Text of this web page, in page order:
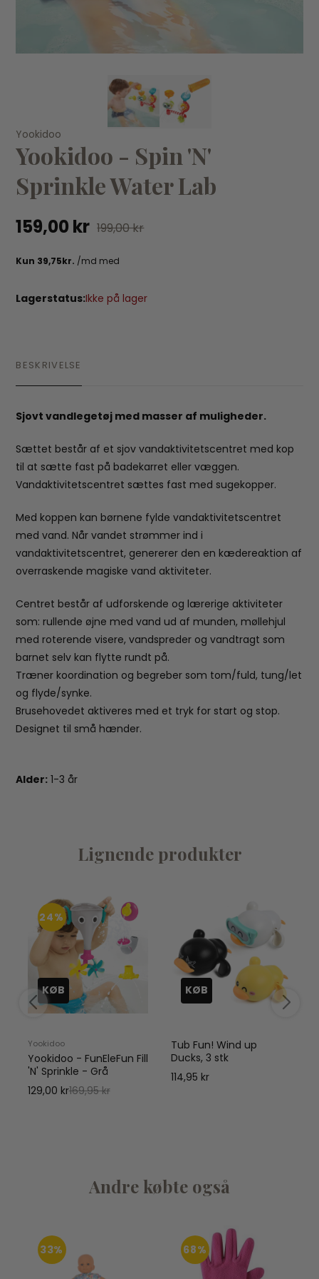
SunnyLife
Sunnylife - Regnbue sprinkler 70x70x40cm
139,95 kr209,95 kr
Yookidoo
Yookidoo - Spin 'N'
Sprinkle Water Lab
159,00 kr 199,00 kr
Lagerstatus:Ikke på lager
BESKRIVELSE
Sjovt vandlegetøj med masser af muligheder.
Sættet består af et sjov vandaktivitetscentret med kop
til at sætte fast på badekarret eller væggen.
Vandaktivitetscentret sættes fast med sugekopper.
Med koppen kan børnene fylde vandaktivitetscentret
med vand. Når vandet strømmer ind i
vandaktivitetscentret, genererer den en kædereaktion af
overraskende magiske vand aktiviteter.
Centret består af udforskende og lærerige aktiviteter
som: rullende øjne med vand ud af munden, møllehjul
med roterende visere, vandspreder og vandtragt som
barnet selv kan flytte rundt på.
Træner koordination og begreber som tom/fuld, tung/let
og flyde/synke.
Brusehovedet aktiveres med et tryk for start og stop.
Designet til små hænder.
Alder: 1-3 år
Lignende produkter
24%
KØB
Yookidoo
Yookidoo - FunEleFun Fill
'N' Sprinkle - Grå
129,00 kr169,95 kr
KØB
Tub Fun! Wind up
Ducks, 3 stk
114,95 kr
Andre købte også
33% 68%